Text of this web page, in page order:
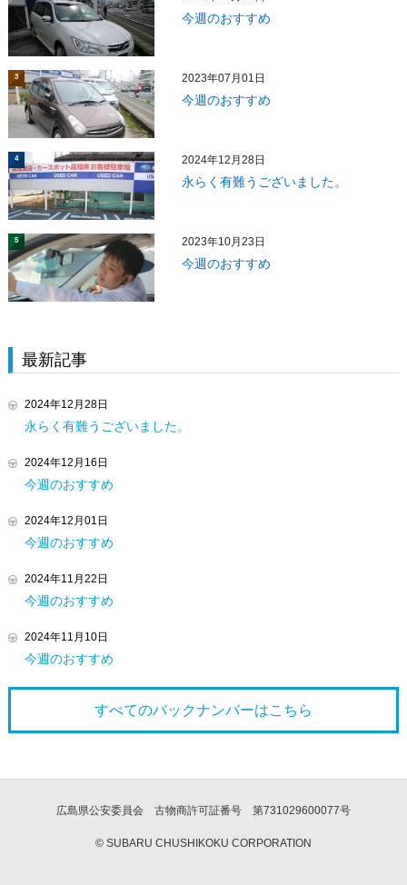
今週のおすすめ
3 2023年07月01日
今週のおすすめ
4 2024年12月28日
永らく有難うございました。
5 2023年10月23日
今週のおすすめ
最新記事
2024年12月28日
永らく有難うございました。
2024年12月16日
今週のおすすめ
2024年12月01日
今週のおすすめ
2024年11月22日
今週のおすすめ
2024年11月10日
今週のおすすめ
すべてのバックナンバーはこちら
広島県公安委員会 古物商許可証番号 第731029600077号
© SUBARU CHUSHIKOKU CORPORATION